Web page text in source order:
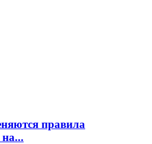
правила